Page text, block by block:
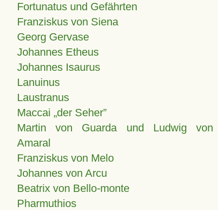
Fortunatus und Gefährten
Franziskus von Siena
Georg Gervase
Johannes Etheus
Johannes Isaurus
Lanuinus
Laustranus
Maccai „der Seher”
Martin von Guarda und Ludwig von
Amaral
Franziskus von Melo
Johannes von Arcu
Beatrix von Bello-monte
Pharmuthios